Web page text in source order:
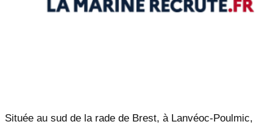
Située au sud de la rade de Brest, à Lanvéoc-Poulmic,